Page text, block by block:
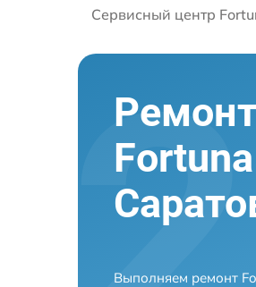
Сервисный центр
Выполняем ремонт